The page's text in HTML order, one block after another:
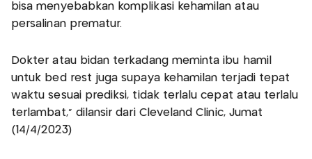
bisa menyebabkan komplikasi kehamilan atau
persalinan prematur.
Dokter atau bidan terkadang meminta ibu hamil
untuk bed rest juga supaya kehamilan terjadi tepat
waktu sesuai prediksi, tidak terlalu cepat atau terlalu
terlambat," dilansir dari Cleveland Clinic, Jumat
(14/4/2023)